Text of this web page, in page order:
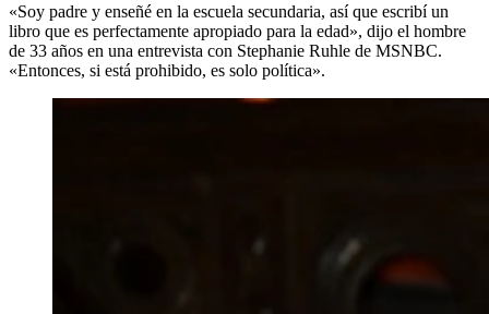
«Soy padre y enseñé en la escuela secundaria, así que escribí un
libro que es perfectamente apropiado para la edad», dijo el hombre
de 33 años en una entrevista con Stephanie Ruhle de MSNBC.
«Entonces, si está prohibido, es solo política».